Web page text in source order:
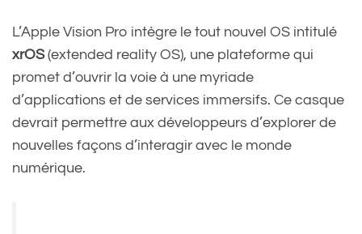
L’Apple Vision Pro intègre le tout nouvel OS intitulé
xrOS(extended reality OS), une plateforme qui
promet d’ouvrir la voie à une myriade
d’applications et de services immersifs. Ce casque
devrait permettre aux développeurs d’explorer de
nouvelles façons d’interagir avec le monde
numérique.